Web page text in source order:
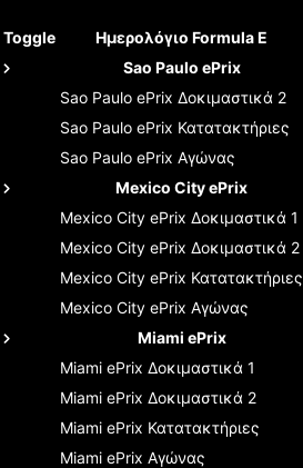
Toggle Ημερολόγιο Formula E
Sao Paulo ePrix
Sao Paulo ePrix Δοκιμαστικά 2
Sao Paulo ePrix Κατατακτήριες
Sao Paulo ePrix Αγώνας
Mexico City ePrix
Mexico City ePrix Δοκιμαστικά 1
Mexico City ePrix Δοκιμαστικά 2
Mexico City ePrix Κατατακτήριες
Mexico City ePrix Αγώνας
Miami ePrix
Miami ePrix Δοκιμαστικά 1
Miami ePrix Δοκιμαστικά 2
Miami ePrix Κατατακτήριες
Miami ePrix Αγώνας